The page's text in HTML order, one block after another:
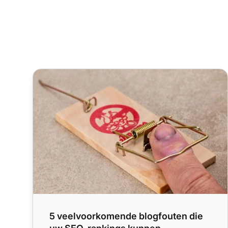
5 veelvoorkomende blogfouten die uw SEO-
5 veelvoorkomende blogfouten die